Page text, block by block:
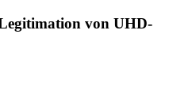
von UHD-